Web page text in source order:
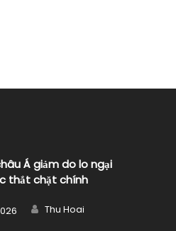
Á giảm do lo ngại
thắt chặt chính
Author
Thu Hoai